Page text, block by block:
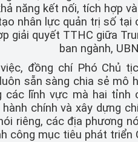
năng kết nối, tích hợp
nhân lực quản trị số
giải quyết TTHC giữa
ban ngành,
đồng chí Phó Chủ
sẵn sàng chia sẻ mô
các lĩnh vực mà hai
chính và xây dựng
riêng, các địa phương
công mục tiêu phát triển